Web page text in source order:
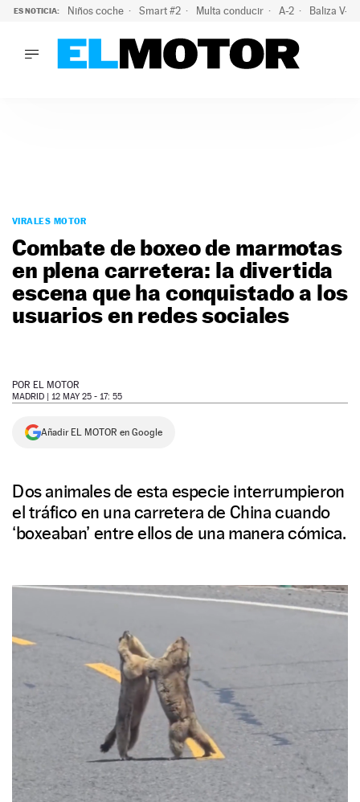
ES NOTICIA: Niños coche Smart #2 Multa conducir A-2 Baliza V-
PODCAST
MOTOS
TECNOLOGÍA
SUPERCOCHES
NEWSLETTER
SÍGUENOS
VIRALES MOTOR
Combate de boxeo de marmotas
en plena carretera: la divertida
escena que ha conquistado a los
usuarios en redes sociales
POR EL MOTOR
MADRID | 12 MAY 25 - 17: 55
Añadir EL MOTOR en Google
Dos animales de esta especie interrumpieron
el tráfico en una carretera de China cuando
‘boxeaban’ entre ellos de una manera cómica.